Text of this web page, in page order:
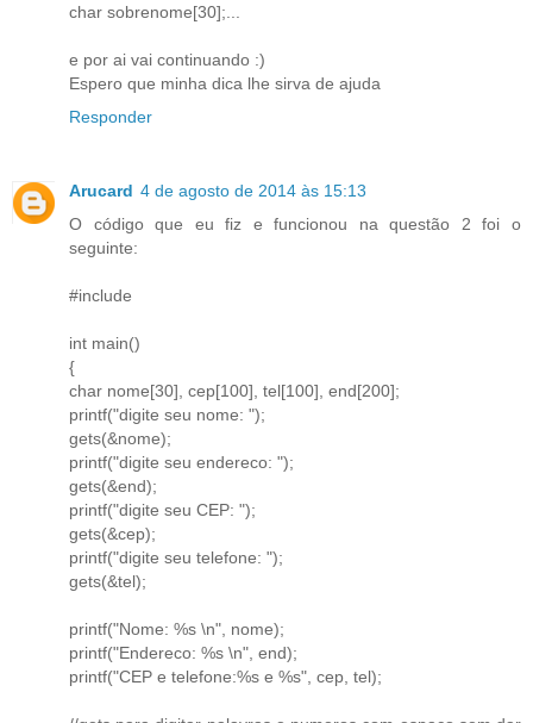
char sobrenome[30];...
e por ai vai continuando :)
Espero que minha dica lhe sirva de ajuda
Responder
Arucard 4 de agosto de 2014 às 15:13
O código que eu fiz e funcionou na questão 2 foi o
seguinte:
#include
int main()
{
char nome[30], cep[100], tel[100], end[200];
printf("digite seu nome: ");
gets(&nome);
printf("digite seu endereco: ");
gets(&end);
printf("digite seu CEP: ");
gets(&cep);
printf("digite seu telefone: ");
gets(&tel);
printf("Nome: %s \n", nome);
printf("Endereco: %s \n", end);
printf("CEP e telefone:%s e %s", cep, tel);